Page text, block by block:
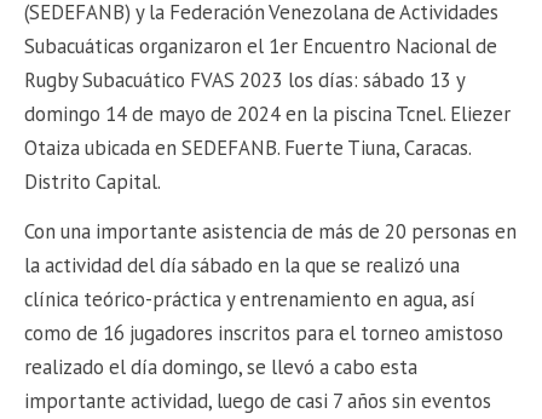
(SEDEFANB) y la Federación Venezolana de Actividades
Subacuáticas organizaron el 1er Encuentro Nacional de
Rugby Subacuático FVAS 2023 los días: sábado 13 y
domingo 14 de mayo de 2024 en la piscina Tcnel. Eliezer
Otaiza ubicada en SEDEFANB. Fuerte Tiuna, Caracas.
Distrito Capital.
Con una importante asistencia de más de 20 personas en
la actividad del día sábado en la que se realizó una
clínica teórico-práctica y entrenamiento en agua, así
como de 16 jugadores inscritos para el torneo amistoso
realizado el día domingo, se llevó a cabo esta
importante actividad, luego de casi 7 años sin eventos